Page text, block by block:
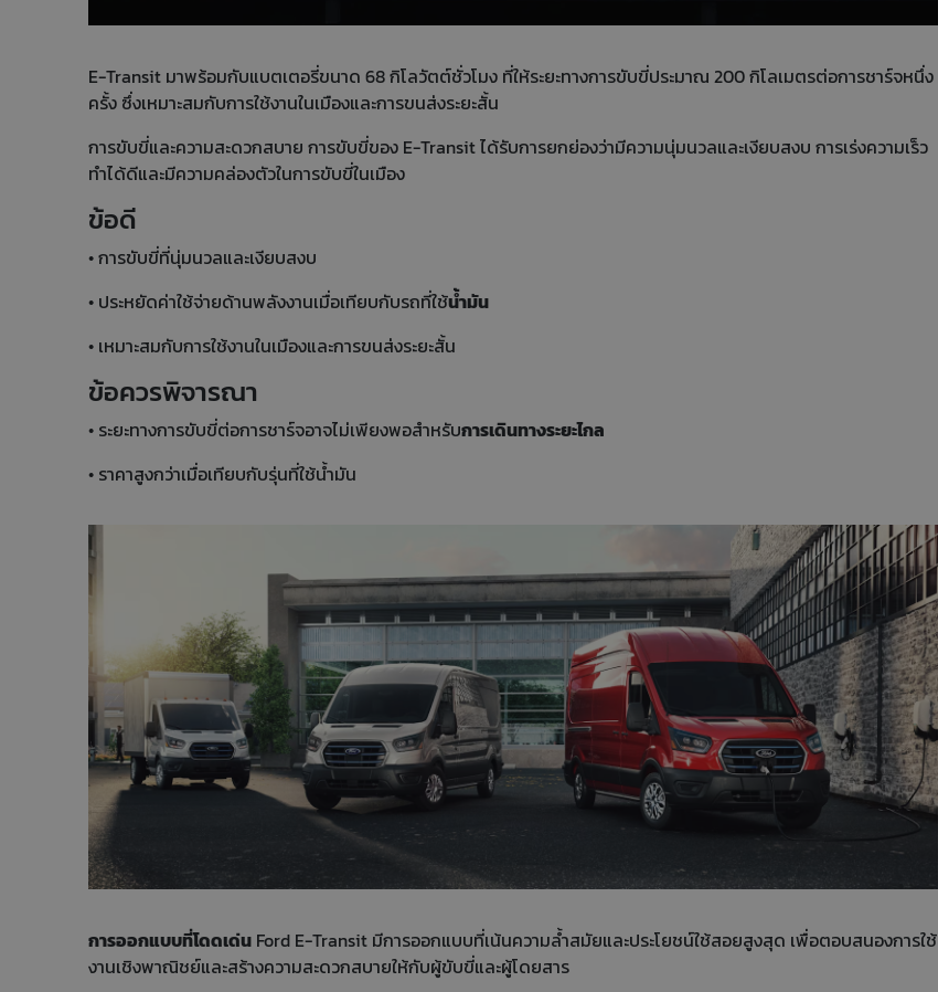
E-Transit มาพร้อมกับแบตเตอรี่ขนาด 68 กิโลวัตต์ชั่วโมง ที่ให้ระยะทางการขับขี่ประมาณ 200 กิโลเมตรต่อการชาร์จหนึ่ง
ครั้ง ซึ่งเหมาะสมกับการใช้งานในเมืองและการขนส่งระยะสั้น
การขับขี่และความสะดวกสบาย การขับขี่ของ E-Transit ได้รับการยกย่องว่ามีความนุ่มนวลและเงียบสงบ การเร่งความเร็ว
ทำได้ดีและมีความคล่องตัวในการขับขี่ในเมือง
ข้อดี
• การขับขี่ที่นุ่มนวลและเงียบสงบ
• ประหยัดค่าใช้จ่ายด้านพลังงานเมื่อเทียบกับรถที่ใช้น้ำมัน
• เหมาะสมกับการใช้งานในเมืองและการขนส่งระยะสั้น
ข้อควรพิจารณา
• ระยะทางการขับขี่ต่อการชาร์จอาจไม่เพียงพอสำหรับการเดินทางระยะไกล
• ราคาสูงกว่าเมื่อเทียบกับรุ่นที่ใช้น้ำมัน
การออกแบบที่โดดเด่นFord E-Transit มีการออกแบบที่เน้นความล้ำสมัยและประโยชน์ใช้สอยสูงสุด เพื่อตอบสนองการใช้
งานเชิงพาณิชย์และสร้างความสะดวกสบายให้กับผู้ขับขี่และผู้โดยสาร